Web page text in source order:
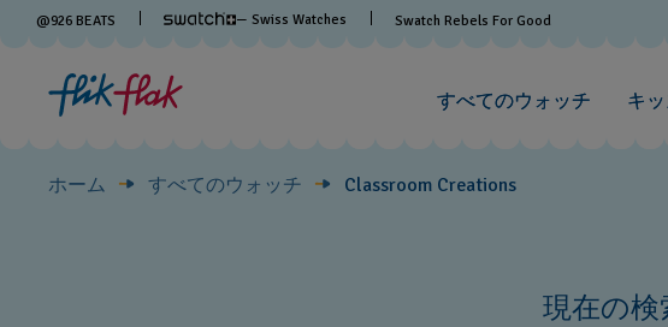
@926 BEATS — Swiss Watches Swatch Rebels For Good
すべてのウォッチ キ
Classroom
Creations
ホーム すべてのウォッチ Classroom Creations
現在の